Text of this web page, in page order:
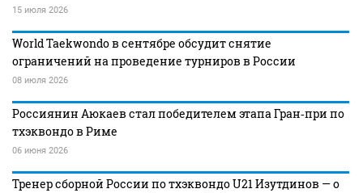
15 июля 2026
World Taekwondo в сентябре обсудит снятие
ограничений на проведение турниров в России
08 июля 2026
Россиянин Аюкаев стал победителем этапа Гран‑при по
тхэквондо в Риме
06 июня 2026
Тренер сборной России по тхэквондо U21 Изутдинов — о